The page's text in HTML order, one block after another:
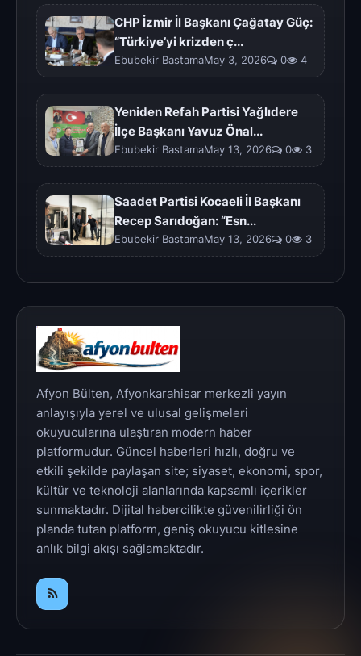
CHP İzmir İl Başkanı Çağatay Güç:
“Türkiye’yi krizden ç...
Ebubekir BastamaMay 3, 2026 0 4
Yeniden Refah Partisi Yağlıdere
İlçe Başkanı Yavuz Önal...
Ebubekir BastamaMay 13, 2026 0 3
Saadet Partisi Kocaeli İl Başkanı
Recep Sarıdoğan: “Esn...
Ebubekir BastamaMay 13, 2026 0 3
Afyon Bülten, Afyonkarahisar merkezli yayın
anlayışıyla yerel ve ulusal gelişmeleri
okuyucularına ulaştıran modern haber
platformudur. Güncel haberleri hızlı, doğru ve
etkili şekilde paylaşan site; siyaset, ekonomi, spor,
kültür ve teknoloji alanlarında kapsamlı içerikler
sunmaktadır. Dijital habercilikte güvenilirliği ön
planda tutan platform, geniş okuyucu kitlesine
anlık bilgi akışı sağlamaktadır.